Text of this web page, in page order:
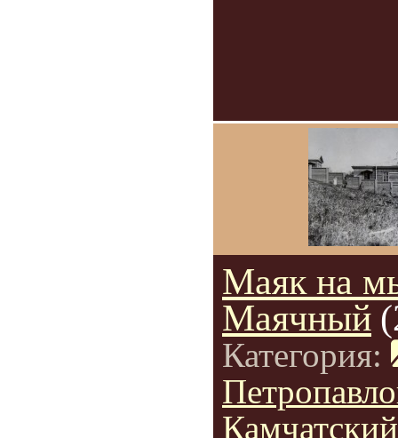
Маяк на
Маячный
Категория:
Камчатский